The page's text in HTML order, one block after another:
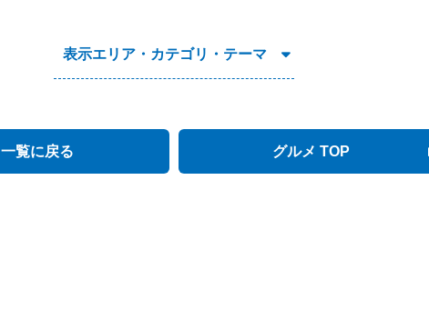
表示エリア・カテゴリ・テーマ
一覧に戻る グルメ TOP